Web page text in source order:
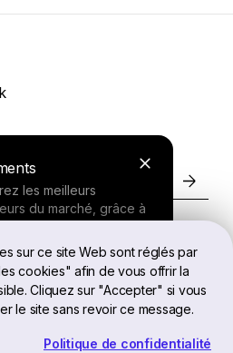
sur ce site Web sont réglés par
cookies" afin de vous offrir la
Cliquez sur "Accepter" si vous
le site sans revoir ce message.
Politique de confidentialité
les meilleurs
du marché, grâce à
recherche
à quelques questions
et recevez une
personnalisée.
informés